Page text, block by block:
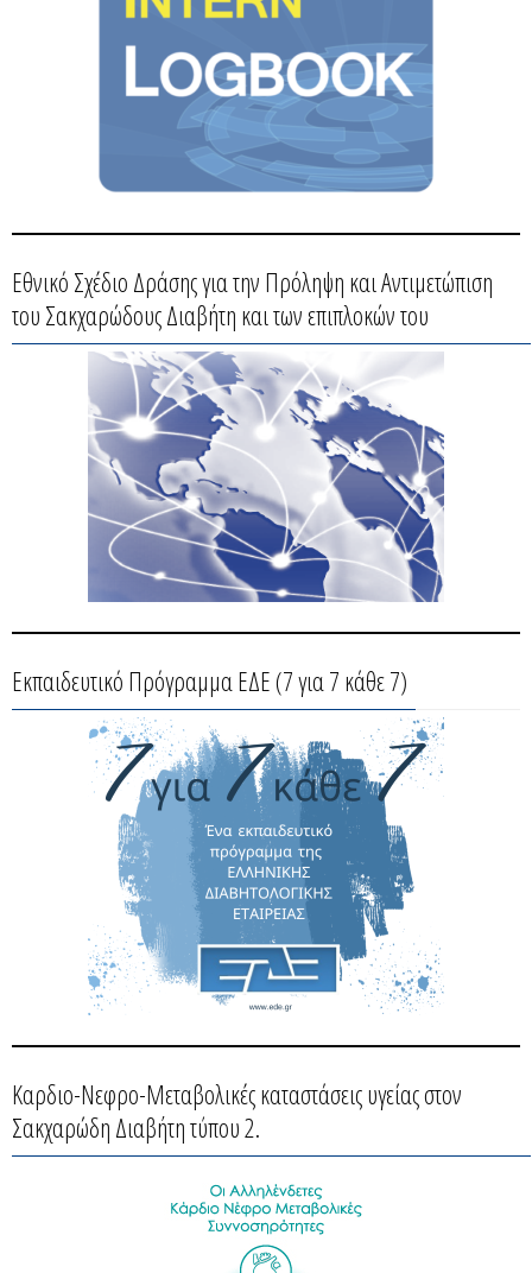
Εθνικό Σχέδιο Δράσης για την Πρόληψη και Αντιμετώπιση
του Σακχαρώδους Διαβήτη και των επιπλοκών του
Εκπαιδευτικό Πρόγραμμα ΕΔΕ (7 για 7 κάθε 7)
Καρδιο-Νεφρο-Μεταβολικές καταστάσεις υγείας στον
Σακχαρώδη Διαβήτη τύπου 2.